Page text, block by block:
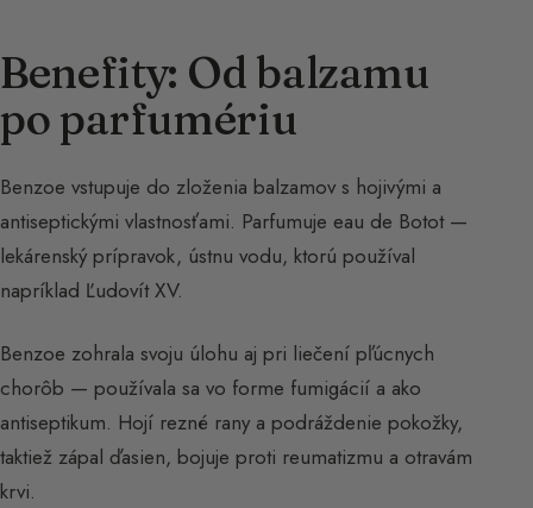
Benefity: Od balzamu
po parfumériu
Benzoe vstupuje do zloženia balzamov s hojivými a
antiseptickými vlastnosťami. Parfumuje eau de Botot —
lekárenský prípravok, ústnu vodu, ktorú používal
napríklad Ľudovít XV.
Benzoe zohrala svoju úlohu aj pri liečení pľúcnych
chorôb — používala sa vo forme fumigácií a ako
antiseptikum. Hojí rezné rany a podráždenie pokožky,
taktiež zápal ďasien, bojuje proti reumatizmu a otravám
krvi.